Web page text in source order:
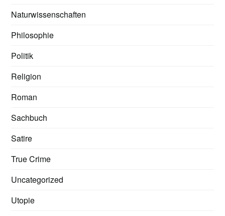
Naturwissenschaften
Philosophie
Politik
Religion
Roman
Sachbuch
Satire
True Crime
Uncategorized
Utopie